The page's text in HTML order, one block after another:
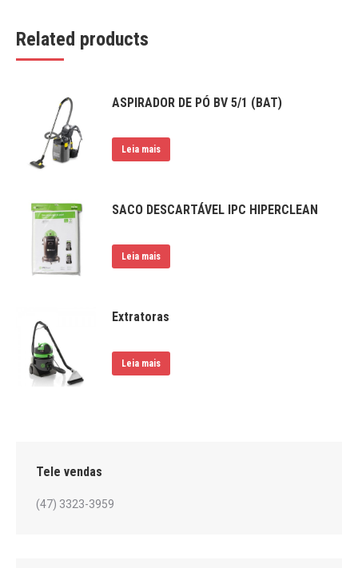
Related products
ASPIRADOR DE PÓ BV 5/1 (BAT)
Leia mais
SACO DESCARTÁVEL IPC HIPERCLEAN
Leia mais
Extratoras
Leia mais
Tele vendas
(47) 3323-3959